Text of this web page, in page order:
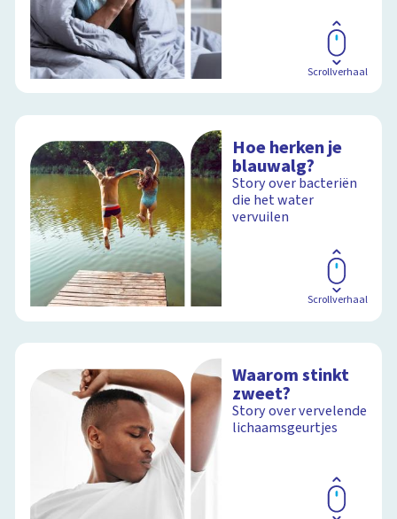
Scrollverhaal
Hoe herken je
blauwalg?
Story over bacteriën
die het water
vervuilen
Scrollverhaal
Waarom stinkt
zweet?
Story over vervelende
lichaamsgeurtjes